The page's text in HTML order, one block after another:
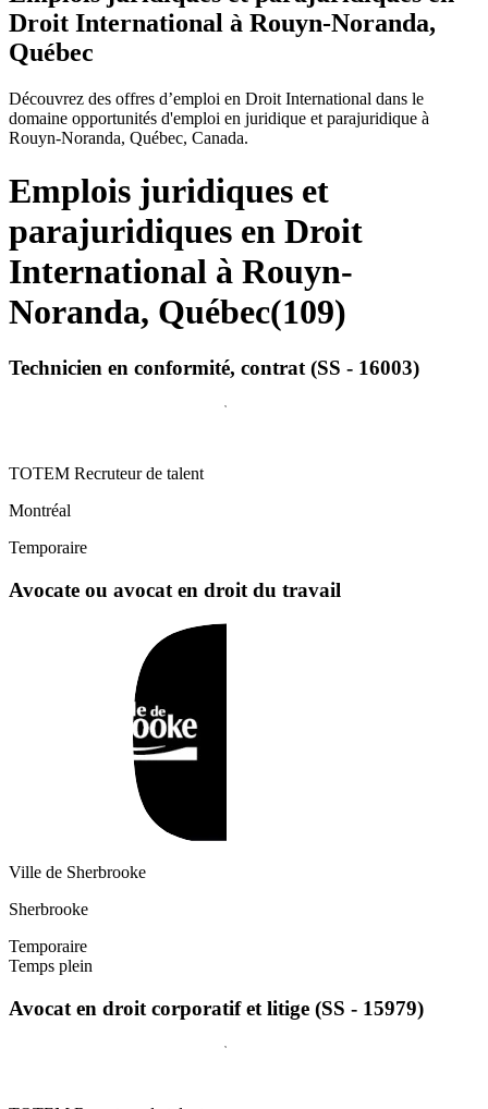
Droit International à Rouyn-Noranda,
Québec
Découvrez des offres d’emploi en Droit International dans le
domaine opportunités d'emploi en juridique et parajuridique à
Rouyn-Noranda, Québec, Canada.
Emplois juridiques et
parajuridiques en Droit
International à Rouyn-
Noranda, Québec(109)
Technicien en conformité, contrat (SS - 16003)
TOTEM Recruteur de talent
Montréal
Temporaire
Avocate ou avocat en droit du travail
Ville de Sherbrooke
Sherbrooke
Temporaire
Temps plein
Avocat en droit corporatif et litige (SS - 15979)